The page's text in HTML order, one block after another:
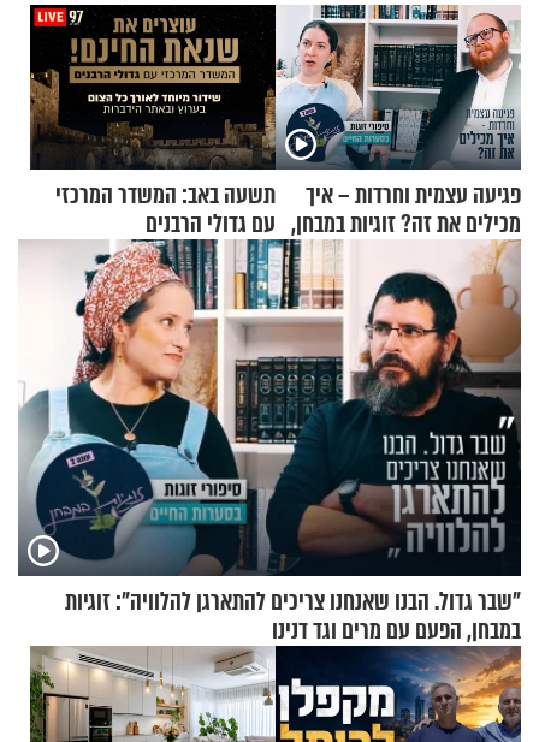
פגיעה עצמית וחרדות – איך
מכילים את זה? זוגיות במבחן,
הפעם עם יהודית ואלתר כהן
תשעה באב: המשדר המרכזי
עם גדולי הרבנים
"שבר גדול. הבנו שאנחנו צריכים להתארגן להלוויה": זוגיות
במבחן, הפעם עם מרים וגד דנינו